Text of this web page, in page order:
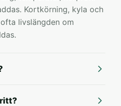
Kortkörning, kyla och
livslängden om